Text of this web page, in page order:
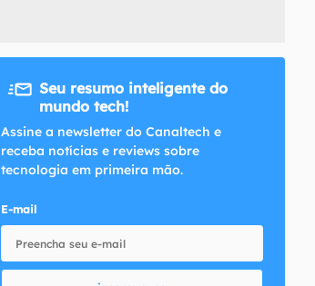
Seu resumo inteligente do
mundo tech!
Assine a newsletter do Canaltech e
receba notícias e reviews sobre
tecnologia em primeira mão.
E-mail